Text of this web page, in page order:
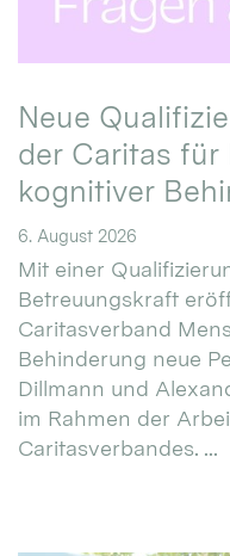
Neue
der Caritas
kognitiver
6. August 2026
Mit einer
Betreuungskraft
Caritasverband
Behinderung neue
Dillmann und
im Rahmen der
Caritasverbandes. ...